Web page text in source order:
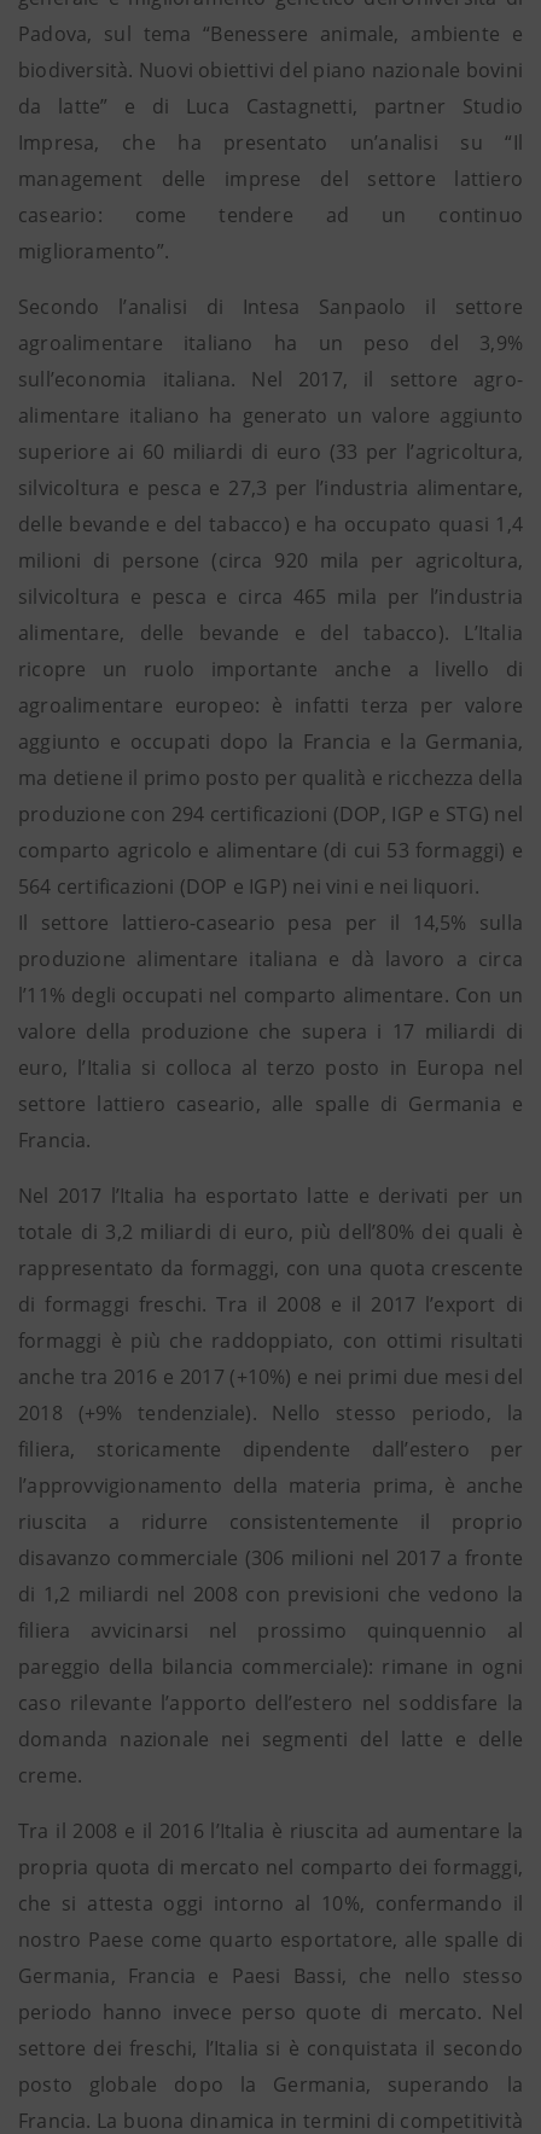
Padova, sul tema “Benessere animale, ambiente e
biodiversità. Nuovi obiettivi del piano nazionale bovini
da latte” e di Luca Castagnetti, partner Studio
Impresa, che ha presentato un’analisi su “Il
management delle imprese del settore lattiero
caseario: come tendere ad un continuo
miglioramento”.
Secondo l’analisi di Intesa Sanpaolo il settore
agroalimentare italiano ha un peso del 3,9%
sull’economia italiana. Nel 2017, il settore agro-
alimentare italiano ha generato un valore aggiunto
superiore ai 60 miliardi di euro (33 per l’agricoltura,
silvicoltura e pesca e 27,3 per l’industria alimentare,
delle bevande e del tabacco) e ha occupato quasi 1,4
milioni di persone (circa 920 mila per agricoltura,
silvicoltura e pesca e circa 465 mila per l’industria
alimentare, delle bevande e del tabacco). L’Italia
ricopre un ruolo importante anche a livello di
agroalimentare europeo: è infatti terza per valore
aggiunto e occupati dopo la Francia e la Germania,
ma detiene il primo posto per qualità e ricchezza della
produzione con 294 certificazioni (DOP, IGP e STG) nel
comparto agricolo e alimentare (di cui 53 formaggi) e
564 certificazioni (DOP e IGP) nei vini e nei liquori.
Il settore lattiero-caseario pesa per il 14,5% sulla
produzione alimentare italiana e dà lavoro a circa
l’11% degli occupati nel comparto alimentare. Con un
valore della produzione che supera i 17 miliardi di
euro, l’Italia si colloca al terzo posto in Europa nel
settore lattiero caseario, alle spalle di Germania e
Francia.
Nel 2017 l’Italia ha esportato latte e derivati per un
totale di 3,2 miliardi di euro, più dell’80% dei quali è
rappresentato da formaggi, con una quota crescente
di formaggi freschi. Tra il 2008 e il 2017 l’export di
formaggi è più che raddoppiato, con ottimi risultati
anche tra 2016 e 2017 (+10%) e nei primi due mesi del
2018 (+9% tendenziale). Nello stesso periodo, la
filiera, storicamente dipendente dall’estero per
l’approvvigionamento della materia prima, è anche
riuscita a ridurre consistentemente il proprio
disavanzo commerciale (306 milioni nel 2017 a fronte
di 1,2 miliardi nel 2008 con previsioni che vedono la
filiera avvicinarsi nel prossimo quinquennio al
pareggio della bilancia commerciale): rimane in ogni
caso rilevante l’apporto dell’estero nel soddisfare la
domanda nazionale nei segmenti del latte e delle
creme.
Tra il 2008 e il 2016 l’Italia è riuscita ad aumentare la
propria quota di mercato nel comparto dei formaggi,
che si attesta oggi intorno al 10%, confermando il
nostro Paese come quarto esportatore, alle spalle di
Germania, Francia e Paesi Bassi, che nello stesso
periodo hanno invece perso quote di mercato. Nel
settore dei freschi, l’Italia si è conquistata il secondo
posto globale dopo la Germania, superando la
Francia. La buona dinamica in termini di competitività